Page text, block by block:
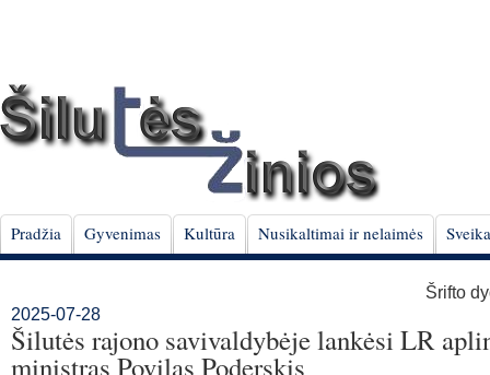
Pradžia Gyvenimas Kultūra Nusikaltimai ir nelaimės
Šrifto
2025-07-28
Šilutės rajono savivaldybėje lankėsi LR
ministras Povilas Poderskis